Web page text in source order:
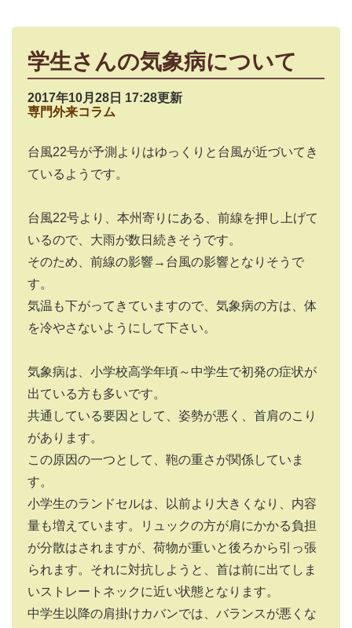
学生さんの気象病について
2017年10月28日 17:28更新
専門外来コラム
台風22号が予測よりはゆっくりと台風が近づいてき
ているようです。
台風22号より、本州寄りにある、前線を押し上げて
いるので、大雨が数日続きそうです。
そのため、前線の影響→台風の影響となりそうで
す。
気温も下がってきていますので、気象病の方は、体
を冷やさないようにして下さい。
気象病は、小学校高学年頃～中学生で初発の症状が
出ている方も多いです。
共通している要因として、姿勢が悪く、首肩のこり
があります。
この原因の一つとして、鞄の重さが関係していま
す。
小学生のランドセルは、以前より大きくなり、内容
量も増えています。リュックの方が肩にかかる負担
が分散はされますが、荷物が重いと後ろから引っ張
られます。それに対抗しようと、首は前に出てしま
いストレートネックに近い状態となります。
中学生以降の肩掛けカバンでは、バランスが悪くな